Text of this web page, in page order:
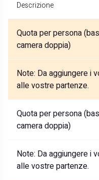
Descrizione
Quota per persona
camera doppia)
Note: Da aggiungere i
alle vostre partenze.
Quota per persona
camera doppia)
Note: Da aggiungere i
alle vostre partenze.